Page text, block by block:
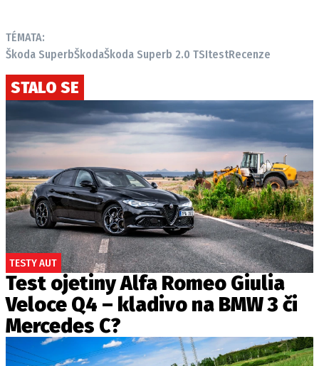
TÉMATA:
Škoda SuperbŠkodaŠkoda Superb 2.0 TSItestRecenze
STALO SE
TESTY AUT
Test ojetiny Alfa Romeo Giulia
Veloce Q4 – kladivo na BMW 3 či
Mercedes C?